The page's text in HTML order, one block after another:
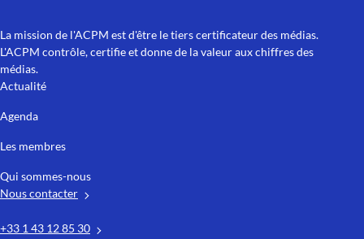
La mission de l'ACPM est d'être le tiers certificateur des médias.
L'ACPM contrôle, certifie et donne de la valeur aux chiffres des
médias.
Actualité
Agenda
Les membres
Qui sommes-nous
Nous contacter
+33 1 43 12 85 30